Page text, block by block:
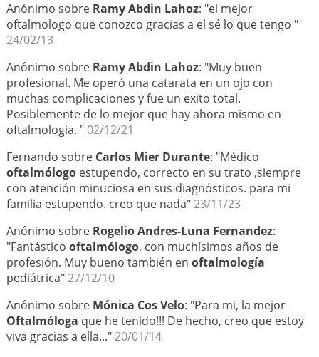
Anónimo sobre Ramy Abdin Lahoz: "el mejor
oftalmologo que conozco gracias a el sé lo que tengo "
24/02/13
Anónimo sobre Ramy Abdin Lahoz: "Muy buen
profesional. Me operó una catarata en un ojo con
muchas complicaciones y fue un exito total.
Posiblemente de lo mejor que hay ahora mismo en
oftalmologia. " 02/12/21
Fernando sobre Carlos Mier Durante: "Médico
oftalmólogoestupendo, correcto en su trato ,siempre
con atención minuciosa en sus diagnósticos. para mi
familia estupendo. creo que nada"23/11/23
Anónimo sobre Rogelio Andres-Luna Fernandez:
"Fantástico oftalmólogo, con muchísimos años de
profesión. Muy bueno también en oftalmología
pediátrica"27/12/10
Anónimo sobre Mónica Cos Velo: "Para mi, la mejor
Oftalmóloga que he tenido!!! De hecho, creo que estoy
viva gracias a ella..."20/01/14